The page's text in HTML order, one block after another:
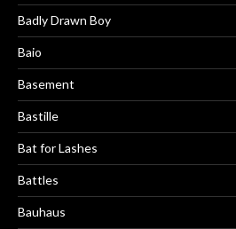
Badly Drawn Boy
Baio
Basement
Bastille
Bat for Lashes
Battles
Bauhaus